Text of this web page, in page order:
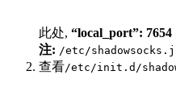
此处, “local_port”: 7654
注: /etc/
查看/etc/init.d/